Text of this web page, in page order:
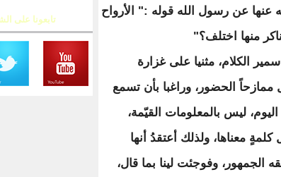
عن رسول الله قوله :" الأرواح
منها اختلف؟"
الكلام، مثنيا على غزارة
ممازحاً الحضور، وراغبا بأن تسمع
ليس بالمعلومات القيّمة،
معناها، ولذلك أعتقدُ أنها
وفوجئت لينا بما قال،
تابعونا على